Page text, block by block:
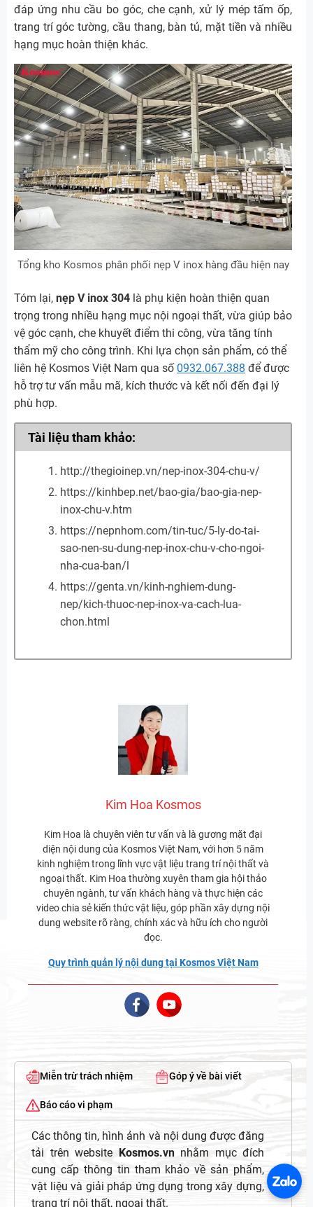
đáp ứng nhu cầu bo góc, che cạnh, xử lý mép tấm ốp,
trang trí góc tường, cầu thang, bàn tủ, mặt tiền và nhiều
hạng mục hoàn thiện khác.
Tổng kho Kosmos phân phối nẹp V inox hàng đầu hiện nay
Tóm lại, nẹp V inox 304 là phụ kiện hoàn thiện quan
trọng trong nhiều hạng mục nội ngoại thất, vừa giúp bảo
vệ góc cạnh, che khuyết điểm thi công, vừa tăng tính
thẩm mỹ cho công trình. Khi lựa chọn sản phẩm, có thể
liên hệ Kosmos Việt Nam qua số 0932.067.388 để được
hỗ trợ tư vấn mẫu mã, kích thước và kết nối đến đại lý
phù hợp.
Tài liệu tham khảo:
http://thegioinep.vn/nep-inox-304-chu-v/
https://kinhbep.net/bao-gia/bao-gia-nep-
inox-chu-v.htm
https://nepnhom.com/tin-tuc/5-ly-do-tai-
sao-nen-su-dung-nep-inox-chu-v-cho-ngoi-
nha-cua-ban/l
https://genta.vn/kinh-nghiem-dung-
nep/kich-thuoc-nep-inox-va-cach-lua-
chon.html
Kim Hoa Kosmos
Kim Hoa là chuyên viên tư vấn và là gương mặt đại
diện nội dung của Kosmos Việt Nam, với hơn 5 năm
kinh nghiệm trong lĩnh vực vật liệu trang trí nội thất và
ngoại thất. Kim Hoa thường xuyên tham gia hội thảo
chuyên ngành, tư vấn khách hàng và thực hiện các
video chia sẻ kiến thức vật liệu, góp phần xây dựng nội
dung website rõ ràng, chính xác và hữu ích cho người
đọc.
Quy trình quản lý nội dung tại Kosmos Việt Nam
Miễn trừ trách nhiệm Góp ý về bài viết
Báo cáo vi phạm
Các thông tin, hình ảnh và nội dung được đăng
tải trên website
Kosmos.vnnhằm mục đích
cung cấp thông tin tham khảo về sản phẩm,
vật liệu và giải pháp ứng dụng trong xây dựng,
trang trí nội thất, ngoại thất.